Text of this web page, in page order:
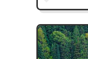
生産が中心で
楽しむことが
キーなどのア